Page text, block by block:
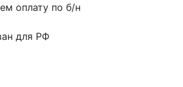
оплату по б/н
для РФ